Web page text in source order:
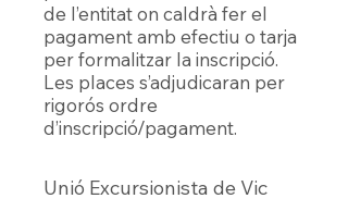
de l’entitat on caldrà fer el
pagament amb efectiu o tarja
per formalitzar la inscripció.
Les places s’adjudicaran per
rigorós ordre
d’inscripció/pagament.
Unió Excursionista de Vic